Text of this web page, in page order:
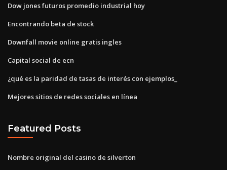
Dow jones futuros promedio industrial hoy
Encontrando beta de stock
Downfall movie online gratis ingles
Capital social de ecn
¿qué es la paridad de tasas de interés con ejemplos_
Mejores sitios de redes sociales en línea
Featured Posts
Nombre original del casino de silverton